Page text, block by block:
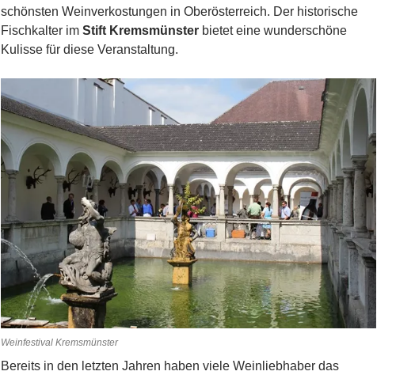
schönsten Weinverkostungen in Oberösterreich. Der historische
Fischkalter im Stift Kremsmünster bietet eine wunderschöne
Kulisse für diese Veranstaltung.
Weinfestival Kremsmünster
Bereits in den letzten Jahren haben viele Weinliebhaber das